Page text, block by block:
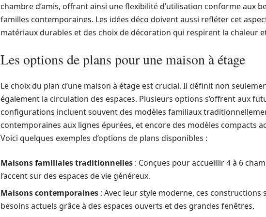
chambre d’amis, offrant ainsi une flexibilité d’utilisation conforme aux
familles contemporaines. Les idées déco doivent aussi refléter cet
matériaux durables et des choix de décoration qui respirent la chaleur
Les options de plans pour une maison à étage
Le choix du plan d’une maison à étage est crucial. Il définit non
également la circulation des espaces. Plusieurs options s’offrent aux
configurations incluent souvent des modèles familiaux
contemporaines aux lignes épurées, et encore des modèles compacts
Voici quelques exemples d’options de plans disponibles :
Maisons familiales traditionnelles : Conçues pour accueillir 4 à 6
l’accent sur des espaces de vie généreux.
Maisons contemporaines : Avec leur style moderne, ces constructions
besoins actuels grâce à des espaces ouverts et des grandes fenêtres.